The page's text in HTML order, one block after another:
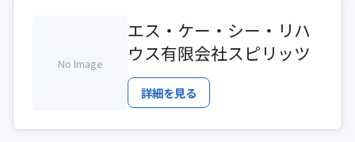
No Image
エス・ケー・シー・リハ
ウス有限会社スピリッツ
詳細を見る